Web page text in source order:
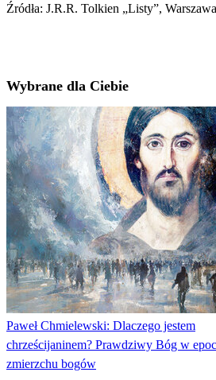
Źródła: J.R.R. Tolkien „Listy”,
Wybrane dla Ciebie
Paweł Chmielewski: Dlaczego jestem
chrześcijaninem? Prawdziwy Bóg w
zmierzchu bogów